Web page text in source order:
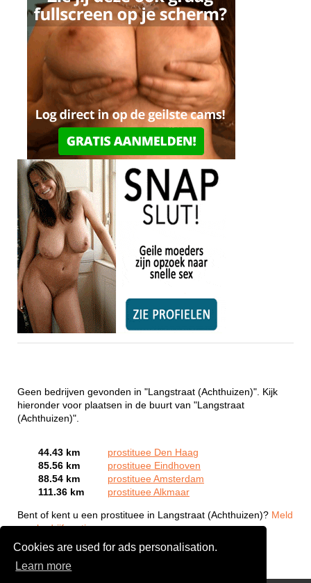
Cookies are used for ads personalisation.
Learn more
Geen bedrijven gevonden in "Langstraat (Achthuizen)". Kijk
hieronder voor plaatsen in de buurt van "Langstraat
(Achthuizen)".
44.43 km
prostituee Den Haag
85.56 km
prostituee Eindhoven
88.54 km
prostituee Amsterdam
111.36 km
prostituee Alkmaar
Bent of kent u een prostituee in Langstraat (Achthuizen)? Meld
een bedrijf gratis aan